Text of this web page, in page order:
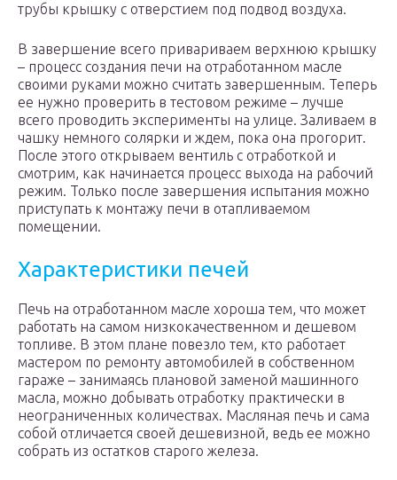
трубы крышку с отверстием под подвод воздуха.
В завершение всего привариваем верхнюю крышку
– процесс создания печи на отработанном масле
своими руками можно считать завершенным. Теперь
ее нужно проверить в тестовом режиме – лучше
всего проводить эксперименты на улице. Заливаем в
чашку немного солярки и ждем, пока она прогорит.
После этого открываем вентиль с отработкой и
смотрим, как начинается процесс выхода на рабочий
режим. Только после завершения испытания можно
приступать к монтажу печи в отапливаемом
помещении.
Характеристики печей
Печь на отработанном масле хороша тем, что может
работать на самом низкокачественном и дешевом
топливе. В этом плане повезло тем, кто работает
мастером по ремонту автомобилей в собственном
гараже – занимаясь плановой заменой машинного
масла, можно добывать отработку практически в
неограниченных количествах. Масляная печь и сама
собой отличается своей дешевизной, ведь ее можно
собрать из остатков старого железа.